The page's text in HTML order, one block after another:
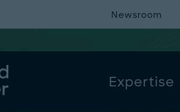
Expertise
Newsroom